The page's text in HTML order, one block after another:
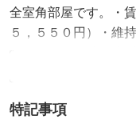
全室角部屋です。・
５，５５０円）・維
月・ペット条件：小
物件です。近鉄橿原
にはＴＶドアホンで
特記事項